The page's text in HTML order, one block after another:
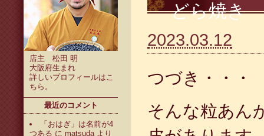
店主 松田 明
大阪府生まれ
詳しいプロフィールはこ
ちら 。
最近のコメント
「おはぎ」は名前が4
つある に matsudaより
どら焼き
2023.03.12
つづき・・・
そんな粒あん